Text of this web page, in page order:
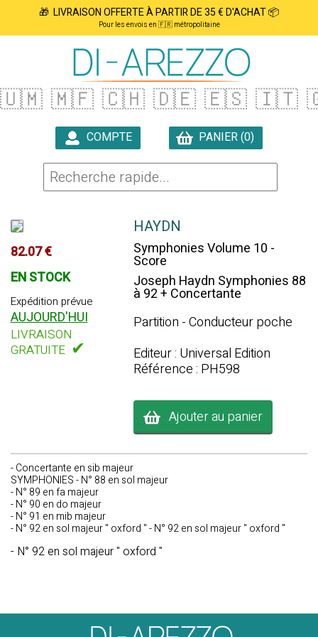
🎁 LIVRAISON OFFERTE À PARTIR DE 35 € D'ACHAT 📦
Pour les envois en 🇫🇷 métropolitaine
🇺🇲 🇲🇫 🇨🇭 🇩🇪 🇪🇸 🇮🇹
COMPTE
PANIER (0)
82.07 €
EN STOCK
Expédition prévue
AUJOURD'HUI
LIVRAISON
GRATUITE ✔
HAYDN
Symphonies Volume 10 -
Score
Joseph Haydn Symphonies 88
à 92 + Concertante
Partition - Conducteur poche
Editeur : Universal Edition
Référence : PH598
Ajouter au panier
- Concertante en sib majeur
SYMPHONIES - N° 88 en sol majeur
- N° 89 en fa majeur
- N° 90 en do majeur
- N° 91 en mib majeur
- N° 92 en sol majeur " oxford " - N° 92 en sol majeur " oxford "
- N° 92 en sol majeur " oxford "